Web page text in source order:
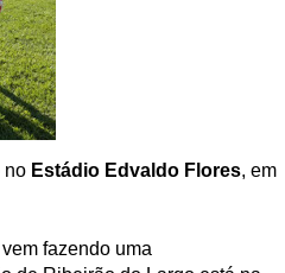
no Estádio Edvaldo Flores, em
fazendo uma